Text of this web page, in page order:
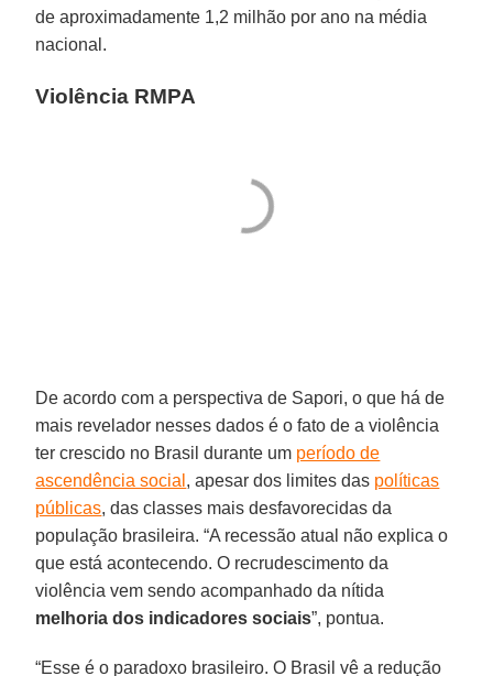
de aproximadamente 1,2 milhão por ano na média
nacional.
Violência RMPA
De acordo com a perspectiva de Sapori, o que há de
mais revelador nesses dados é o fato de a violência
ter crescido no Brasil durante um período de
ascendência social , apesar dos limites das políticas
públicas, das classes mais desfavorecidas da
população brasileira. “A recessão atual não explica o
que está acontecendo. O recrudescimento da
violência vem sendo acompanhado da nítida
melhoria dos indicadores sociais”, pontua.
“Esse é o paradoxo brasileiro. O Brasil vê a redução